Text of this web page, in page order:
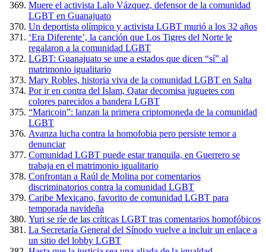
Muere el activista Lalo Vázquez, defensor de la comunidad
LGBT en Guanajuato
Un deportista olímpico y activista LGBT murió a los 32 años
‘Era Diferente’, la canción que Los Tigres del Norte le
regalaron a la comunidad LGBT
LGBT: Guanajuato se une a estados que dicen “sí” al
matrimonio igualitario
Mary Robles, historia viva de la comunidad LGBT en Salta
Por ir en contra del Islam, Qatar decomisa juguetes con
colores parecidos a bandera LGBT
“Maricoin”: lanzan la primera criptomoneda de la comunidad
LGBT
Avanza lucha contra la homofobia pero persiste temor a
denunciar
Comunidad LGBT puede estar tranquila, en Guerrero se
trabaja en el matrimonio igualitario
Confrontan a Raúl de Molina por comentarios
discriminatorios contra la comunidad LGBT
Caribe Mexicano, favorito de comunidad LGBT para
temporada navideña
Yuri se ríe de las críticas LGBT tras comentarios homofóbicos
La Secretaría General del Sínodo vuelve a incluir un enlace a
un sitio del lobby LGBT